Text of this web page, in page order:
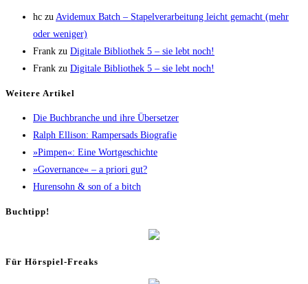
hc zu Avi­de­mux Batch – Sta­pel­ver­ar­bei­tung leicht gemacht (mehr
oder weniger)
Frank zu Digi­ta­le Biblio­thek 5 – sie lebt noch!
Frank zu Digi­ta­le Biblio­thek 5 – sie lebt noch!
Wei­te­re Artikel
Die Buch­bran­che und ihre Übersetzer
Ralph Elli­son: Ram­pers­ads Biografie
»Pim­pen«: Eine Wortgeschichte
»Gover­nan­ce« – a prio­ri gut?
Huren­sohn & son of a bitch
Buch­tipp!
Für Hör­spiel-Freaks